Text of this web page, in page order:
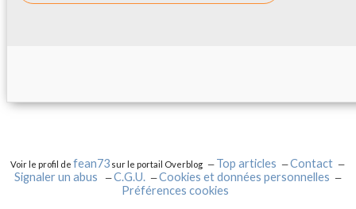
Voir le profil defean73 sur le portail Overblog Top articles
Contact
Signaler un abus
C.G.U.
Cookies et données personnelles
Préférences cookies